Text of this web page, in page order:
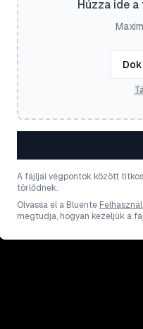
Húzza ide
A fájljai végpontok között
törlődnek.
Olvassa el a Bluente
megtudja, hogyan kezeljük a